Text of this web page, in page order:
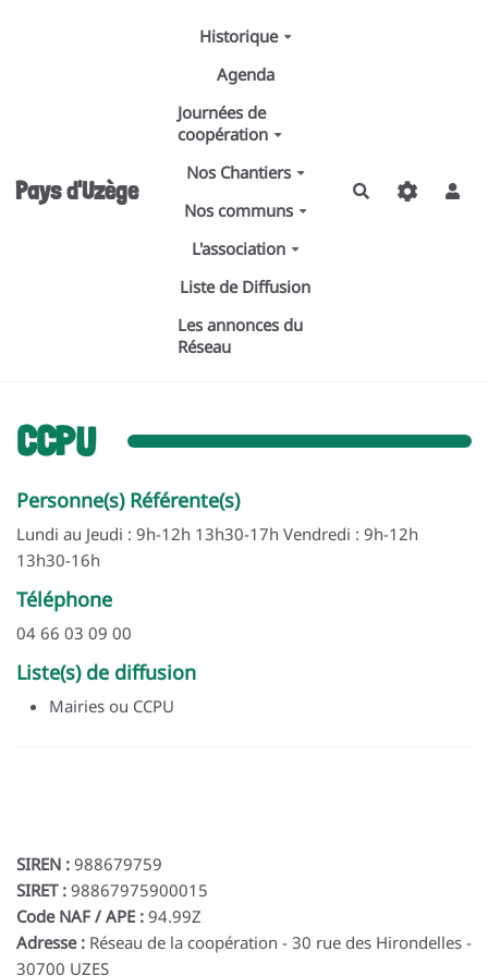
Aller au contenu principal
Pays d'Uzège
Historique
Agenda
Journées de
coopération
Nos Chantiers
Nos communs
L'association
Liste de Diffusion
Les annonces du
Réseau
Rechercher
CCPU
Personne(s) Référente(s)
Lundi au Jeudi : 9h-12h 13h30-17h Vendredi : 9h-12h
13h30-16h
Téléphone
04 66 03 09 00
Liste(s) de diffusion
Mairies ou CCPU
SIREN : 988679759
SIRET : 98867975900015
Code NAF / APE : 94.99Z
Adresse : Réseau de la coopération - 30 rue des Hirondelles -
30700 UZES